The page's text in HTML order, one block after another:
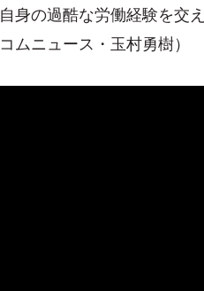
自身の過酷な労働経験を交
コムニュース・玉村勇樹）